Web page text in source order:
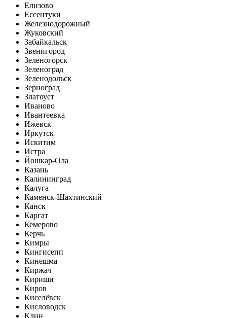
Елизово
Ессентуки
Железнодорожный
Жуковский
Забайкальск
Звенигород
Зеленогорск
Зеленоград
Зеленодольск
Зерноград
Златоуст
Иваново
Ивантеевка
Ижевск
Иркутск
Искитим
Истра
Йошкар-Ола
Казань
Калининград
Калуга
Каменск-Шахтинский
Канск
Каргат
Кемерово
Керчь
Кимры
Кингисепп
Кинешма
Киржач
Кириши
Киров
Киселёвск
Кисловодск
Клин